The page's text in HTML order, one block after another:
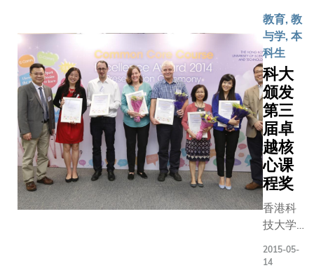
教育, 教
与学, 本
科生
科大
颁发
第三
届卓
越核
心课
程奖
香港科
技大学
大）致
2015-05-
14